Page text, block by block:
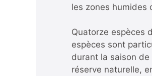
les zones humides
Quatorze espèces
espèces sont
durant la saison
réserve naturelle,